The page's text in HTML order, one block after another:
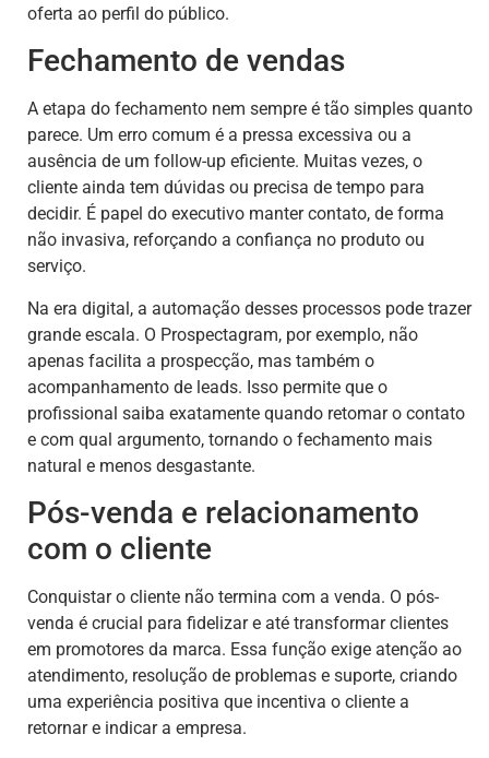
oferta ao perfil do público.
Fechamento de vendas
A etapa do fechamento nem sempre é tão simples quanto
parece. Um erro comum é a pressa excessiva ou a
ausência de um follow-up eficiente. Muitas vezes, o
cliente ainda tem dúvidas ou precisa de tempo para
decidir. É papel do executivo manter contato, de forma
não invasiva, reforçando a confiança no produto ou
serviço.
Na era digital, a automação desses processos pode trazer
grande escala. O Prospectagram, por exemplo, não
apenas facilita a prospecção, mas também o
acompanhamento de leads. Isso permite que o
profissional saiba exatamente quando retomar o contato
e com qual argumento, tornando o fechamento mais
natural e menos desgastante.
Pós-venda e relacionamento
com o cliente
Conquistar o cliente não termina com a venda. O pós-
venda é crucial para fidelizar e até transformar clientes
em promotores da marca. Essa função exige atenção ao
atendimento, resolução de problemas e suporte, criando
uma experiência positiva que incentiva o cliente a
retornar e indicar a empresa.